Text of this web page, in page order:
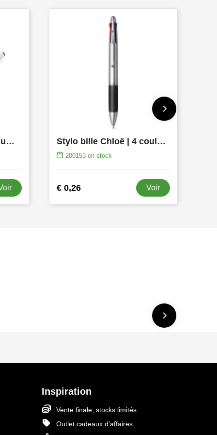
Stylo outil 5 en 1 en aluminium Stylo bille Chloë | 4 couleurs
200153 en stock
€ 0,26 Voir
Inspiration
Vente finale, stocks limités
Outlet cadeaux d’affaires